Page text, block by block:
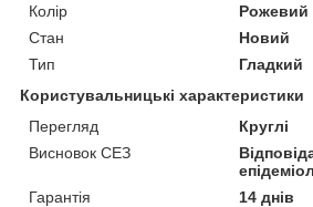
Колір
Рожевий
Стан
Новий
Тип
Гладкий
Користувальницькі характеристики
Перегляд
Круглі
Висновок СЕЗ
Гарантія
14 днів